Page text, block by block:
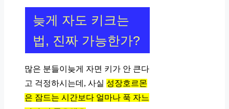
늦게 자도 키크는
법, 진짜 가능한가?
많은 분들이늦게 자면 키가 안 큰다
고 걱정하시는데, 사실 성장호르몬
은 잠드는 시간보다 얼마나 푹 자느